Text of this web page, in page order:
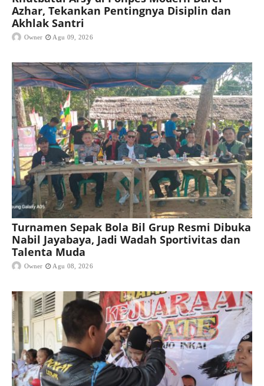
Azhar, Tekankan Pentingnya Disiplin dan
Akhlak Santri
Owner Agu 09, 2026
Turnamen Sepak Bola Bil Grup Resmi Dibuka
Nabil Jayabaya, Jadi Wadah Sportivitas dan
Talenta Muda
Owner Agu 08, 2026